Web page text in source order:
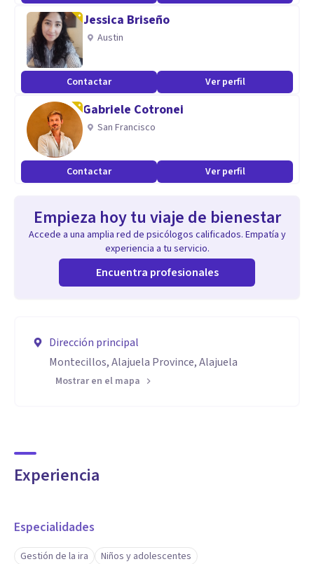
Jessica Briseño
Austin
Contactar Ver perfil
Gabriele Cotronei
San Francisco
Contactar Ver perfil
Empieza hoy tu viaje de bienestar
Accede a una amplia red de psicólogos calificados. Empatía y
experiencia a tu servicio.
Encuentra profesionales
Dirección principal
Montecillos, Alajuela Province, Alajuela
Mostrar en el mapa
Experiencia
Especialidades
Gestión de la ira
Niños y adolescentes